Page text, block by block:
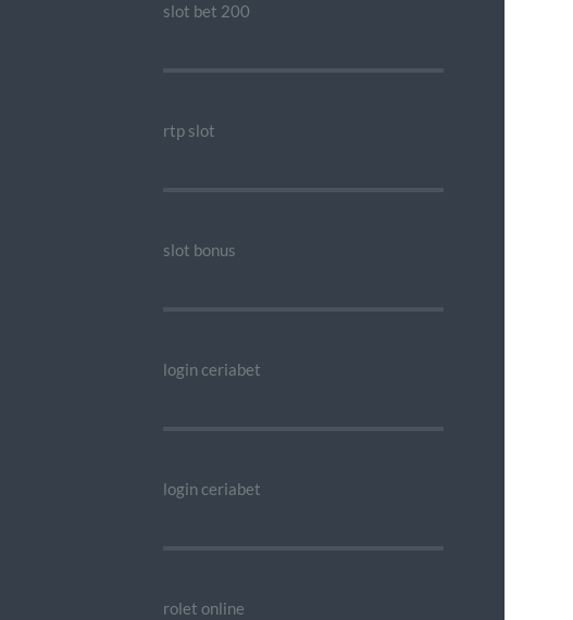
slot bet 200
rtp slot
slot bonus
login ceriabet
login ceriabet
rolet online